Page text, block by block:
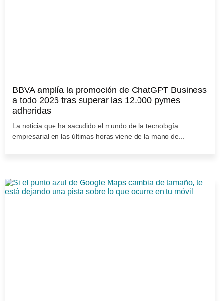
BBVA amplía la promoción de ChatGPT Business
a todo 2026 tras superar las 12.000 pymes
adheridas
La noticia que ha sacudido el mundo de la tecnología
empresarial en las últimas horas viene de la mano de...